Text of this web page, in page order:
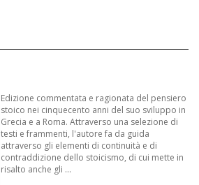
Edizione commentata e ragionata del pensiero
stoico nei cinquecento anni del suo sviluppo in
Grecia e a Roma. Attraverso una selezione di
testi e frammenti, l'autore fa da guida
attraverso gli elementi di continuità e di
contraddizione dello stoicismo, di cui mette in
risalto anche gli ...